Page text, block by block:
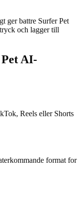
ger battre Surfer Pet
och lagger till
AI-
Reels eller Shorts
format for